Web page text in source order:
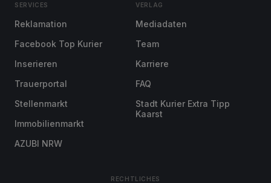
SERVICES
Reklamation
Facebook Top Kurier
Inserieren
Trauerportal
Stellenmarkt
Immobilienmarkt
AZUBI NRW
VERLAG
Mediadaten
Team
Karriere
FAQ
Stadt Kurier Extra Tipp
Kaarst
RECHTLICHES